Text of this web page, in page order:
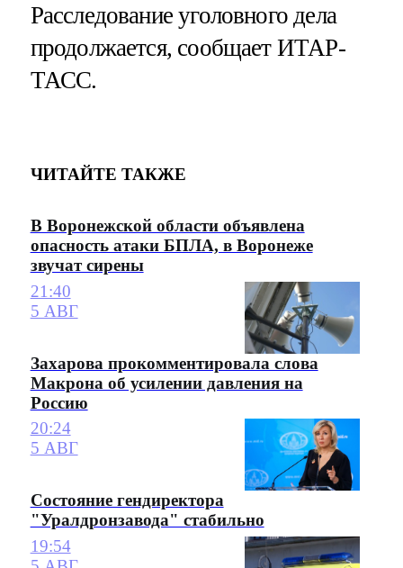
Расследование уголовного дела
продолжается, сообщает ИТАР-
ТАСС.
ЧИТАЙТЕ ТАКЖЕ
В Воронежской области объявлена
опасность атаки БПЛА, в Воронеже
звучат сирены
21:40
5 АВГ
Захарова прокомментировала слова
Макрона об усилении давления на
Россию
20:24
5 АВГ
Состояние гендиректора
"Уралдронзавода" стабильно
19:54